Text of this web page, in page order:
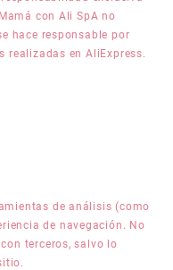
con Ali SpA no
hace responsable por
realizadas en AliExpress.
de análisis (como
de navegación. No
terceros, salvo lo